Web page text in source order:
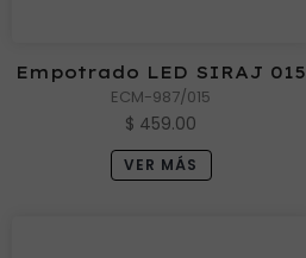
Empotrado LED SIRAJ 015
ECM-987/015
$ 459.00
VER MÁS